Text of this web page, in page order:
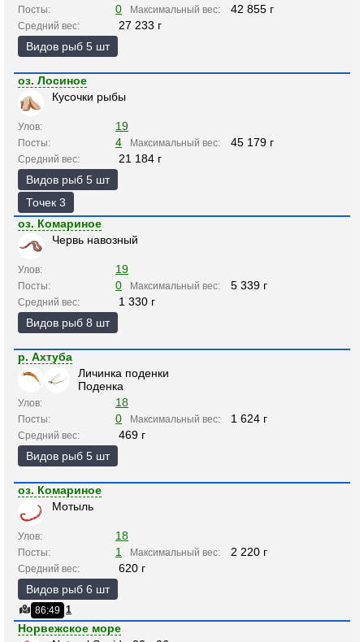
Посты: 0 Максимальный вес: 42 855 г
Средний вес:
27 233 г
Видов рыб 5 шт
оз. Лосиное
Кусочки рыбы
Улов: 19
Посты: 4 Максимальный вес: 45 179 г
Средний вес:
21 184 г
Видов рыб 5 шт
Точек 3
оз. Комариное
Червь навозный
Улов: 19
Посты: 0 Максимальный вес: 5 339 г
Средний вес:
1 330 г
Видов рыб 8 шт
р. Ахтуба
Личинка поденки
Поденка
Улов: 18
Посты: 0 Максимальный вес: 1 624 г
Средний вес:
469 г
Видов рыб 5 шт
оз. Комариное
Мотыль
Улов: 18
Посты: 1 Максимальный вес: 2 220 г
Средний вес:
620 г
Видов рыб 6 шт
86:49 1
Норвежское море